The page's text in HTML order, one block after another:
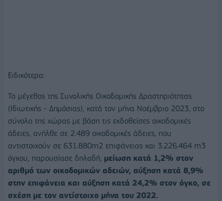
Ειδικότερα:
Το μέγεθος της Συνολικής Οικοδομικής Δραστηριότητας
(Ιδιωτικής - Δημόσιας), κατά τον μήνα Νοέμβριο 2023, στο
σύνολο της χώρας με βάση τις εκδοθείσες οικοδομικές
άδειες, ανήλθε σε 2.489 οικοδομικές άδειες, που
αντιστοιχούν σε 631.880m2 επιφάνειας και 3.226.464 m3
όγκου, παρουσίασε δηλαδή, μείωση κατά 1,2% στον
αριθμό των οικοδομικών αδειών, αύξηση κατά 8,9%
στην επιφάνεια και αύξηση κατά 24,2% στον όγκο, σε
σχέση με τον αντίστοιχο μήνα του 2022.